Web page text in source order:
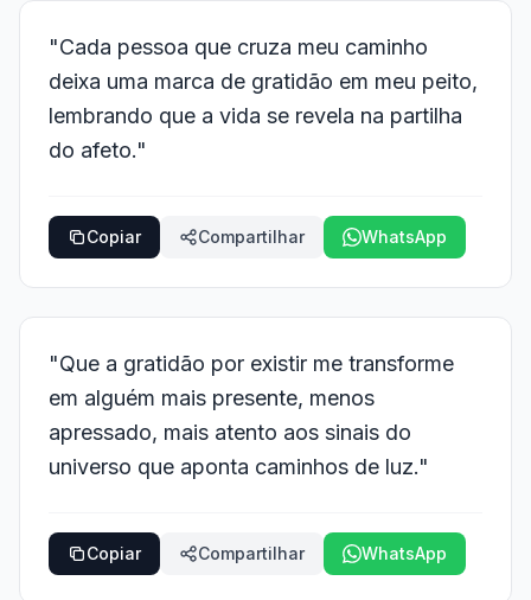
"Cada pessoa que cruza meu caminho
deixa uma marca de gratidão em meu peito,
lembrando que a vida se revela na partilha
do afeto."
Copiar Compartilhar WhatsApp
"Que a gratidão por existir me transforme
em alguém mais presente, menos
apressado, mais atento aos sinais do
universo que aponta caminhos de luz."
Copiar Compartilhar WhatsApp